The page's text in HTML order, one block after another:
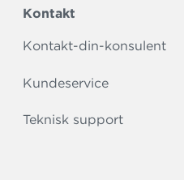
Kontakt
Kontakt-din-konsulent
Kundeservice
Teknisk support